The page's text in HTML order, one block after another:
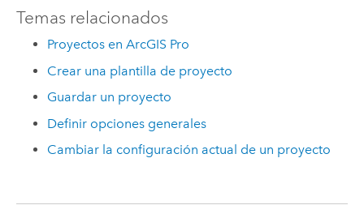
Temas relacionados
Proyectos en ArcGIS Pro
Crear una plantilla de proyecto
Guardar un proyecto
Definir opciones generales
Cambiar la configuración actual de un proyecto